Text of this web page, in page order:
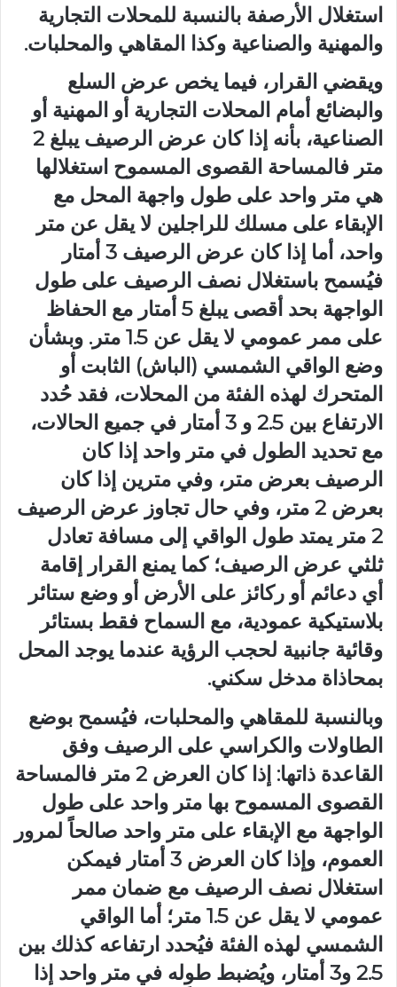
استغلال الأرصفة بالنسبة للمحلات التجارية
والمهنية والصناعية وكذا المقاهي والمحلبات.
ويقضي القرار، فيما يخص عرض السلع
والبضائع أمام المحلات التجارية أو المهنية أو
الصناعية، بأنه إذا كان عرض الرصيف يبلغ 2
متر فالمساحة القصوى المسموح استغلالها
هي متر واحد على طول واجهة المحل مع
الإبقاء على مسلك للراجلين لا يقل عن متر
واحد، أما إذا كان عرض الرصيف 3 أمتار
فيُسمح باستغلال نصف الرصيف على طول
الواجهة بحد أقصى يبلغ 5 أمتار مع الحفاظ
على ممر عمومي لا يقل عن 1.5 متر. وبشأن
وضع الواقي الشمسي (الباش) الثابت أو
المتحرك لهذه الفئة من المحلات، فقد حُدد
الارتفاع بين 2.5 و 3 أمتار في جميع الحالات،
مع تحديد الطول في متر واحد إذا كان
الرصيف بعرض متر، وفي مترين إذا كان
بعرض 2 متر، وفي حال تجاوز عرض الرصيف
2 متر يمتد طول الواقي إلى مسافة تعادل
ثلثي عرض الرصيف؛ كما يمنع القرار إقامة
أي دعائم أو ركائز على الأرض أو وضع ستائر
بلاستيكية عمودية، مع السماح فقط بستائر
وقائية جانبية لحجب الرؤية عندما يوجد المحل
بمحاذاة مدخل سكني.
وبالنسبة للمقاهي والمحلبات، فيُسمح بوضع
الطاولات والكراسي على الرصيف وفق
القاعدة ذاتها: إذا كان العرض 2 متر فالمساحة
القصوى المسموح بها متر واحد على طول
الواجهة مع الإبقاء على متر واحد صالحاً لمرور
العموم، وإذا كان العرض 3 أمتار فيمكن
استغلال نصف الرصيف مع ضمان ممر
عمومي لا يقل عن 1.5 متر؛ أما الواقي
الشمسي لهذه الفئة فيُحدد ارتفاعه كذلك بين
2.5 و3 أمتار، ويُضبط طوله في متر واحد إذا